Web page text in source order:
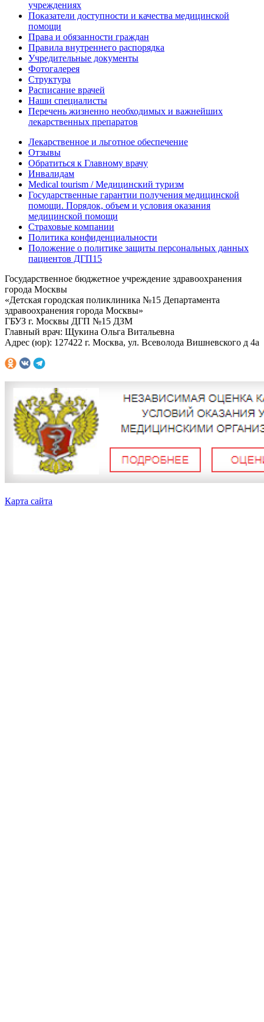
учреждениях
Показатели доступности и качества медицинской
помощи
Права и обязанности граждан
Правила внутреннего распорядка
Учредительные документы
Фотогалерея
Структура
Расписание врачей
Наши специалисты
Перечень жизненно необходимых и важнейших
лекарственных препаратов
Лекарственное и льготное обеспечение
Отзывы
Обратиться к Главному врачу
Инвалидам
Medical tourism / Медицинский туризм
Государственные гарантии получения медицинской
помощи. Порядок, объем и условия оказания
медицинской помощи
Страховые компании
Политика конфиденциальности
Положение о политике защиты персональных данных
пациентов ДГП15
Государственное бюджетное учреждение здравоохранения
города Москвы
«Детская городская поликлиника №15 Департамента
здравоохранения города Москвы»
ГБУЗ г. Москвы ДГП №15 ДЗМ
Главный врач: Щукина Ольга Витальевна
Адрес (юр): 127422 г. Москва, ул. Всеволода Вишневского д 4а
Карта сайта